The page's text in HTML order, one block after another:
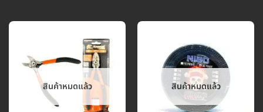
สินค้าหมดแล้ว สินค้าหมดแล้ว